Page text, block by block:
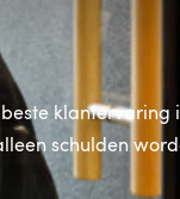
klantervaring
schulden